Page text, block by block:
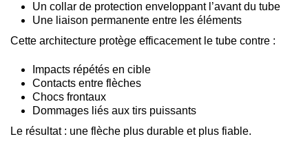
Un collar de protection enveloppant l’avant du tube
Une liaison permanente entre les éléments
Cette architecture protège efficacement le tube contre :
Impacts répétés en cible
Contacts entre flèches
Chocs frontaux
Dommages liés aux tirs puissants
Le résultat : une flèche plus durable et plus fiable.